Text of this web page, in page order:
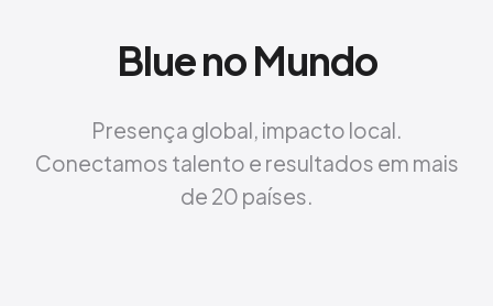
Blue no Mundo
Presença global, impacto local.
Conectamos talento e resultados em mais
de 20 países.